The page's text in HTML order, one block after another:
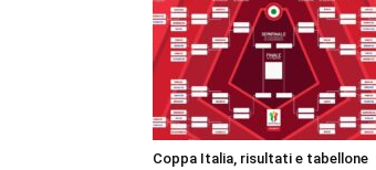
Coppa Italia, risultati e tabellone